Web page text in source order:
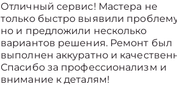
Отличный сервис! Мастера не
только быстро выявили
но и предложили несколько
вариантов решения. Ремонт был
выполнен аккуратно и
Спасибо за профессионализм и
внимание к деталям!